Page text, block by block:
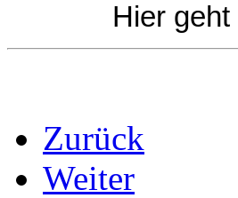
Hier
Zurück
Weiter